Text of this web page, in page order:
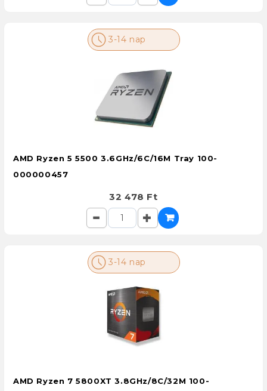
3-14 nap
AMD Ryzen 5 5500 3.6GHz/6C/16M Tray 100-
000000457
32 478 Ft
3-14 nap
AMD Ryzen 7 5800XT 3.8GHz/8C/32M 100-